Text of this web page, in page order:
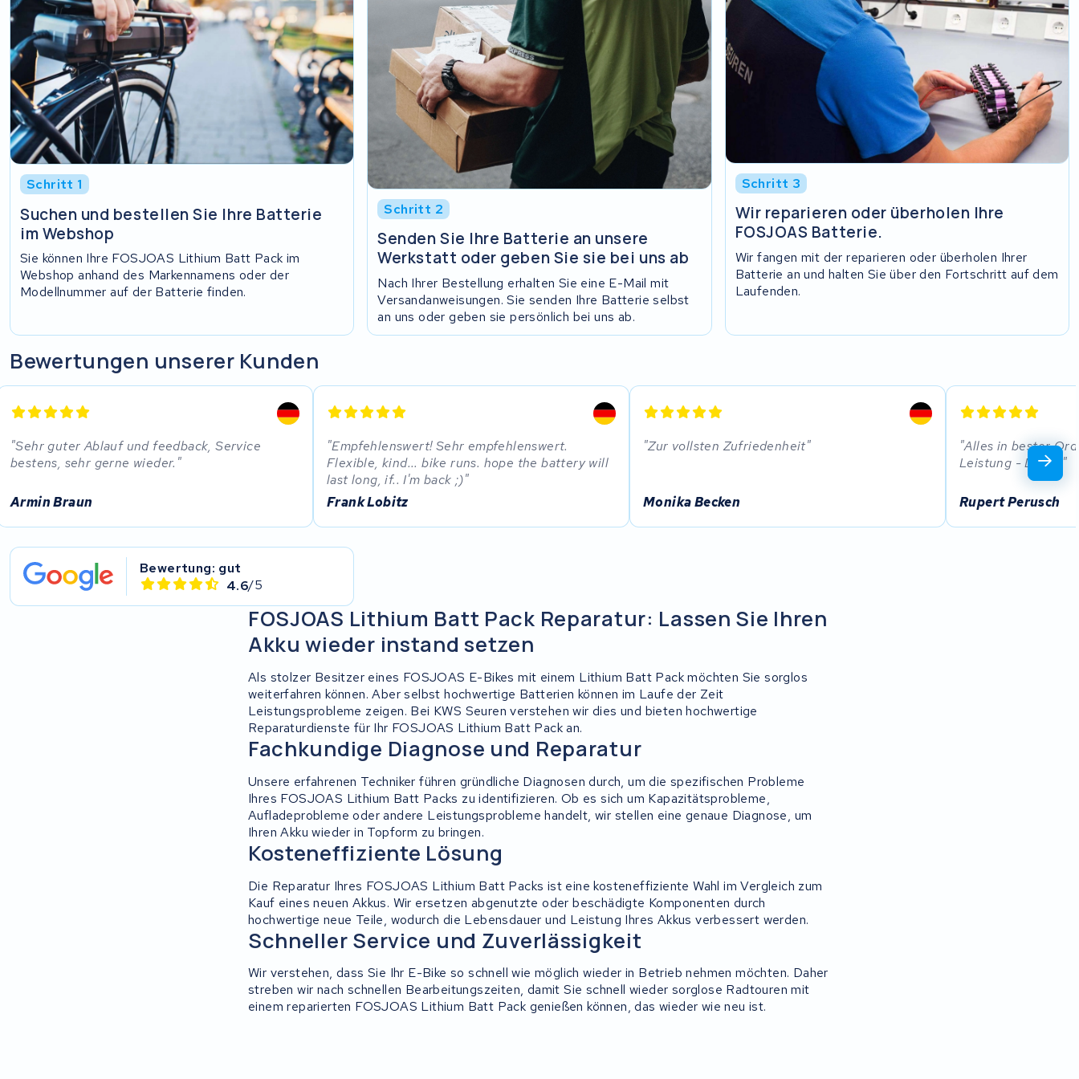
Schritt 1
Suchen und bestellen Sie Ihre Batterie
im Webshop
Sie können Ihre FOSJOAS Lithium Batt Pack im
Webshop anhand des Markennamens oder der
Modellnummer auf der Batterie finden.
Schritt 2
Senden Sie Ihre Batterie an unsere
Werkstatt oder geben Sie sie bei uns ab
Nach Ihrer Bestellung erhalten Sie eine E-Mail mit
Versandanweisungen. Sie senden Ihre Batterie selbst
an uns oder geben sie persönlich bei uns ab.
Schritt 3
Wir reparieren oder überholen Ihre
FOSJOAS Batterie.
Wir fangen mit der reparieren oder überholen Ihrer
Batterie an und halten Sie über den Fortschritt auf dem
Laufenden.
Bewertungen unserer Kunden
Sehr guter Ablauf und feedback, Service
bestens, sehr gerne wieder.
Armin Braun
Empfehlenswert! Sehr empfehlenswert.
Flexible, kind... bike runs. hope the battery will
last long, if.. I'm back ;)
Frank Lobitz
Zur vollsten Zufriedenheit
Monika Becken
Alles in bester
Leistung - Danke
Rupert Perusch
Bewertung: gut
4.6/5
FOSJOAS Lithium Batt Pack Reparatur: Lassen Sie Ihren
Akku wieder instand setzen
Als stolzer Besitzer eines FOSJOAS E-Bikes mit einem Lithium Batt Pack möchten Sie sorglos
weiterfahren können. Aber selbst hochwertige Batterien können im Laufe der Zeit
Leistungsprobleme zeigen. Bei KWS Seuren verstehen wir dies und bieten hochwertige
Reparaturdienste für Ihr FOSJOAS Lithium Batt Pack an.
Fachkundige Diagnose und Reparatur
Unsere erfahrenen Techniker führen gründliche Diagnosen durch, um die spezifischen Probleme
Ihres FOSJOAS Lithium Batt Packs zu identifizieren. Ob es sich um Kapazitätsprobleme,
Aufladeprobleme oder andere Leistungsprobleme handelt, wir stellen eine genaue Diagnose, um
Ihren Akku wieder in Topform zu bringen.
Kosteneffiziente Lösung
Die Reparatur Ihres FOSJOAS Lithium Batt Packs ist eine kosteneffiziente Wahl im Vergleich zum
Kauf eines neuen Akkus. Wir ersetzen abgenutzte oder beschädigte Komponenten durch
hochwertige neue Teile, wodurch die Lebensdauer und Leistung Ihres Akkus verbessert werden.
Schneller Service und Zuverlässigkeit
Wir verstehen, dass Sie Ihr E-Bike so schnell wie möglich wieder in Betrieb nehmen möchten. Daher
streben wir nach schnellen Bearbeitungszeiten, damit Sie schnell wieder sorglose Radtouren mit
einem reparierten FOSJOAS Lithium Batt Pack genießen können, das wieder wie neu ist.